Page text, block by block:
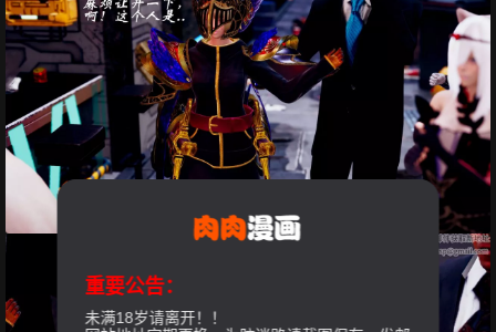
重要公告：
未满18岁请离开！！